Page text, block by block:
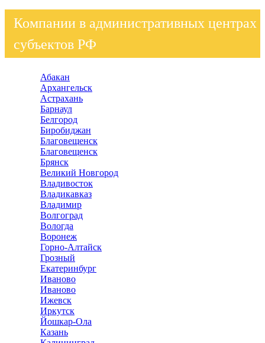
Компании в административных центрах
субъектов РФ
Абакан
Архангельск
Астрахань
Барнаул
Белгород
Биробиджан
Благовещенск
Благовещенск
Брянск
Великий Новгород
Владивосток
Владикавказ
Владимир
Волгоград
Вологда
Воронеж
Горно-Алтайск
Грозный
Екатеринбург
Иваново
Иваново
Ижевск
Иркутск
Йошкар-Ола
Казань